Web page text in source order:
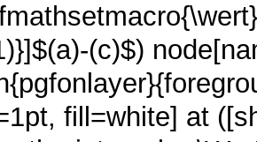
(c)$)
fill=white] at